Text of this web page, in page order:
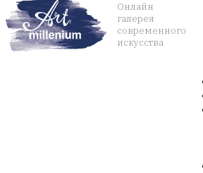
Онлайн
галерея
современного
искусства